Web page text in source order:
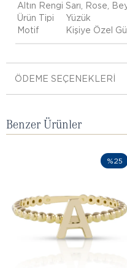
Altın Rengi Sarı, Rose,
Ürün Tipi
Yüzük
Motif
Kişiye Özel
ÖDEME SEÇENEKLERI
Benzer Ürünler
%25